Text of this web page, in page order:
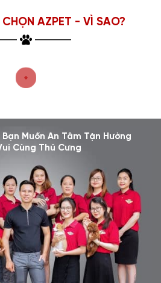
CHỌN AZPET - VÌ SAO?
Bạn Muốn An Tâm Tận Hưởng
Cùng Thú Cưng